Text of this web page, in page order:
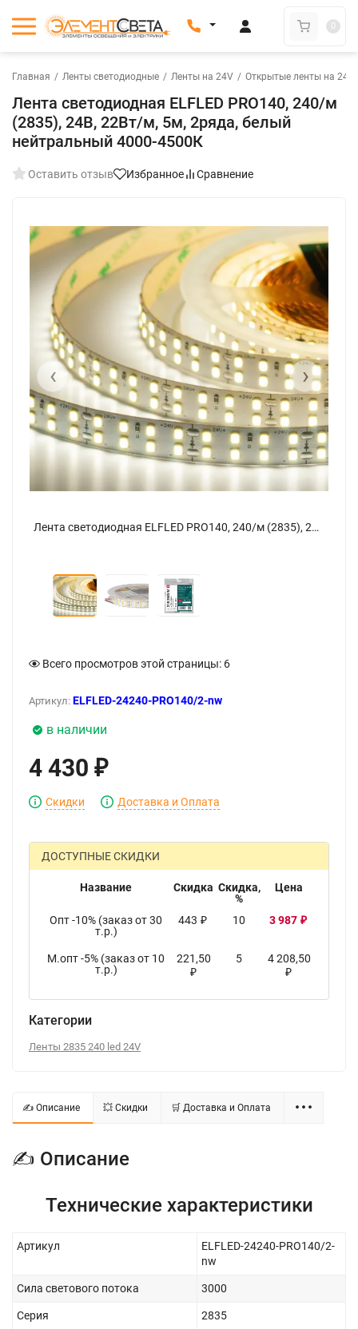
0
Главная / Ленты светодиодные / Ленты на 24V / Открытые ленты на 24V
Лента светодиодная ELFLED PRO140, 240/м
(2835), 24В, 22Вт/м, 5м, 2ряда, белый
нейтральный 4000-4500К
Оставить отзыв Избранное Сравнение
Лента светодиодная ELFLED PRO140, 240/м (2835), 24В, 22Вт/м, 5м, 2ряда, белый нейтральный 4000-4500К - фото
‹ ›
Всего просмотров этой страницы: 6
Артикул: ELFLED-24240-PRO140/2-nw
в наличии
4 430 ₽
Скидки Доставка и Оплата
ДОСТУПНЫЕ СКИДКИ
Название Скидка Скидка,
%
Цена
Опт -10% (заказ от 30
т.р.)
443 ₽ 10 3 987 ₽
М.опт -5% (заказ от 10
т.р.)
221,50
₽
5 4 208,50
₽
Категории
Ленты 2835 240 led 24V
✍ Описание 💥 Скидки 🛒 Доставка и Оплата
✍ Описание
Технические характеристики
Артикул
ELFLED-24240-PRO140/2-
nw
Сила светового потока 3000
Серия 2835